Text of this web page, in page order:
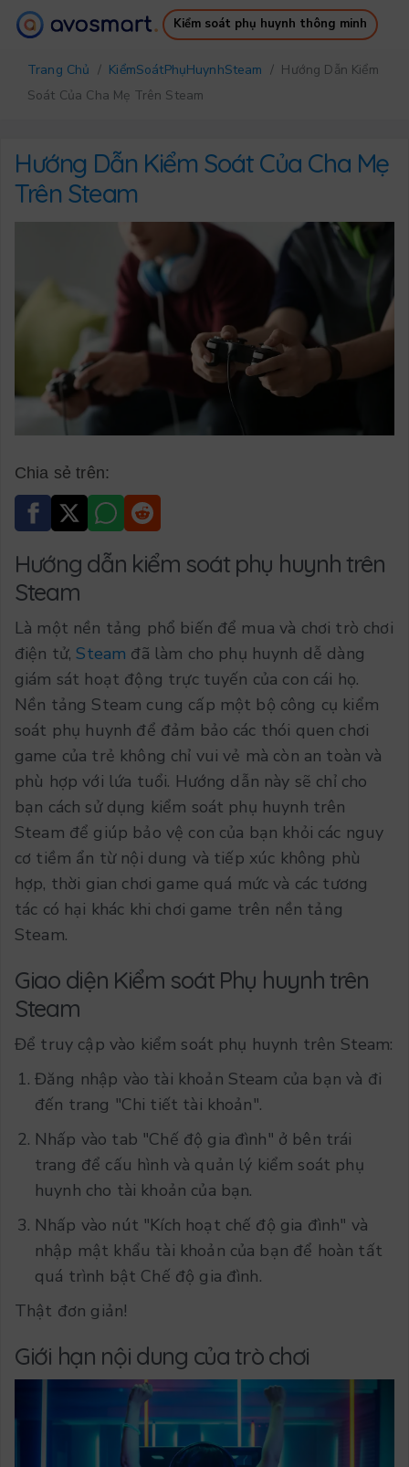
Kiểm soát phụ huynh thông minh
Cách nó hoạt động
Bảng giá
Tải xuống
Hỗ trợ
Đăng nhập
Đăng ký
Trang Chủ / KiểmSoátPhụHuynhSteam / Hướng Dẫn Kiểm
Soát Của Cha Mẹ Trên Steam
Hướng Dẫn Kiểm Soát Của Cha Mẹ
Trên Steam
Chia sẻ trên:
Hướng dẫn kiểm soát phụ huynh trên
Steam
Là một nền tảng phổ biến để mua và chơi trò chơi
điện tử,Steam đã làm cho phụ huynh dễ dàng
giám sát hoạt động trực tuyến của con cái họ.
Nền tảng Steam cung cấp một bộ công cụ kiểm
soát phụ huynh để đảm bảo các thói quen chơi
game của trẻ không chỉ vui vẻ mà còn an toàn và
phù hợp với lứa tuổi. Hướng dẫn này sẽ chỉ cho
bạn cách sử dụng kiểm soát phụ huynh trên
Steam để giúp bảo vệ con của bạn khỏi các nguy
cơ tiềm ẩn từ nội dung và tiếp xúc không phù
hợp, thời gian chơi game quá mức và các tương
tác có hại khác khi chơi game trên nền tảng
Steam.
Giao diện Kiểm soát Phụ huynh trên
Steam
Để truy cập vào kiểm soát phụ huynh trên Steam:
Đăng nhập vào tài khoản Steam của bạn và đi
đến trang "Chi tiết tài khoản".
Nhấp vào tab "Chế độ gia đình" ở bên trái
trang để cấu hình và quản lý kiểm soát phụ
huynh cho tài khoản của bạn.
Nhấp vào nút "Kích hoạt chế độ gia đình" và
nhập mật khẩu tài khoản của bạn để hoàn tất
quá trình bật Chế độ gia đình.
Thật đơn giản!
Giới hạn nội dung của trò chơi